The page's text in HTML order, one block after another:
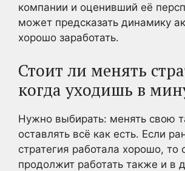
компании и оценивший её
может предсказать динамику
хорошо заработать.
Стоит ли менять
когда уходишь в
Нужно выбирать: менять свою
оставлять всё как есть. Если
стратегия работала хорошо, то
продолжит работать также и в